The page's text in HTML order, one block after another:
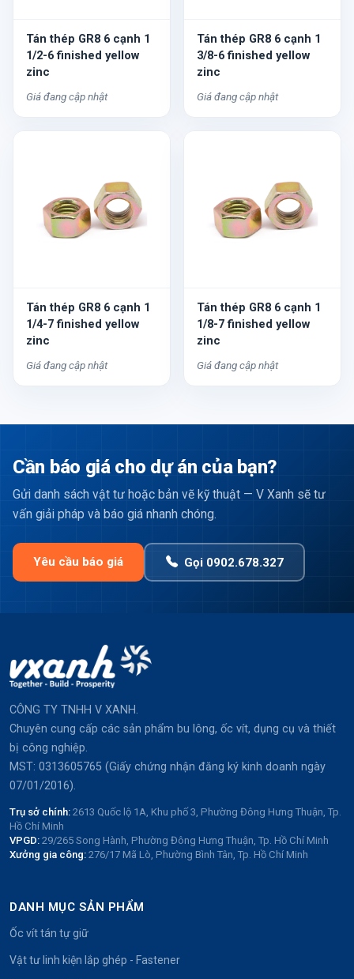
Tán thép GR8 6 cạnh 1
1/2-6 finished yellow
zinc
Giá đang cập nhật
Tán thép GR8 6 cạnh 1
3/8-6 finished yellow
zinc
Giá đang cập nhật
Tán thép GR8 6 cạnh 1
1/4-7 finished yellow
zinc
Giá đang cập nhật
Tán thép GR8 6 cạnh 1
1/8-7 finished yellow
zinc
Giá đang cập nhật
Cần báo giá cho dự án của bạn?
Gửi danh sách vật tư hoặc bản vẽ kỹ thuật — V Xanh sẽ tư
vấn giải pháp và báo giá nhanh chóng.
Yêu cầu báo giá Gọi 0902.678.327
CÔNG TY TNHH V XANH.
Chuyên cung cấp các sản phẩm bu lông, ốc vít, dụng cụ và thiết
bị công nghiệp.
MST: 0313605765 (Giấy chứng nhận đăng ký kinh doanh ngày
07/01/2016).
Trụ sở chính: 2613 Quốc lộ 1A, Khu phố 3, Phường Đông Hưng Thuận, Tp.
Hồ Chí Minh
VPGD: 29/265 Song Hành, Phường Đông Hưng Thuận, Tp. Hồ Chí Minh
Xưởng gia công: 276/17 Mã Lò, Phường Bình Tân, Tp. Hồ Chí Minh
DANH MỤC SẢN PHẨM
Ốc vít tán tự giữ
Vật tư linh kiện lắp ghép - Fastener